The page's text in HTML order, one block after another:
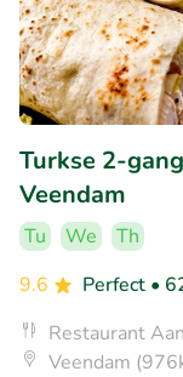
Turkse 2-
Veendam
Tu We
Th
9.6
Perfect •
Restaurant
Veendam